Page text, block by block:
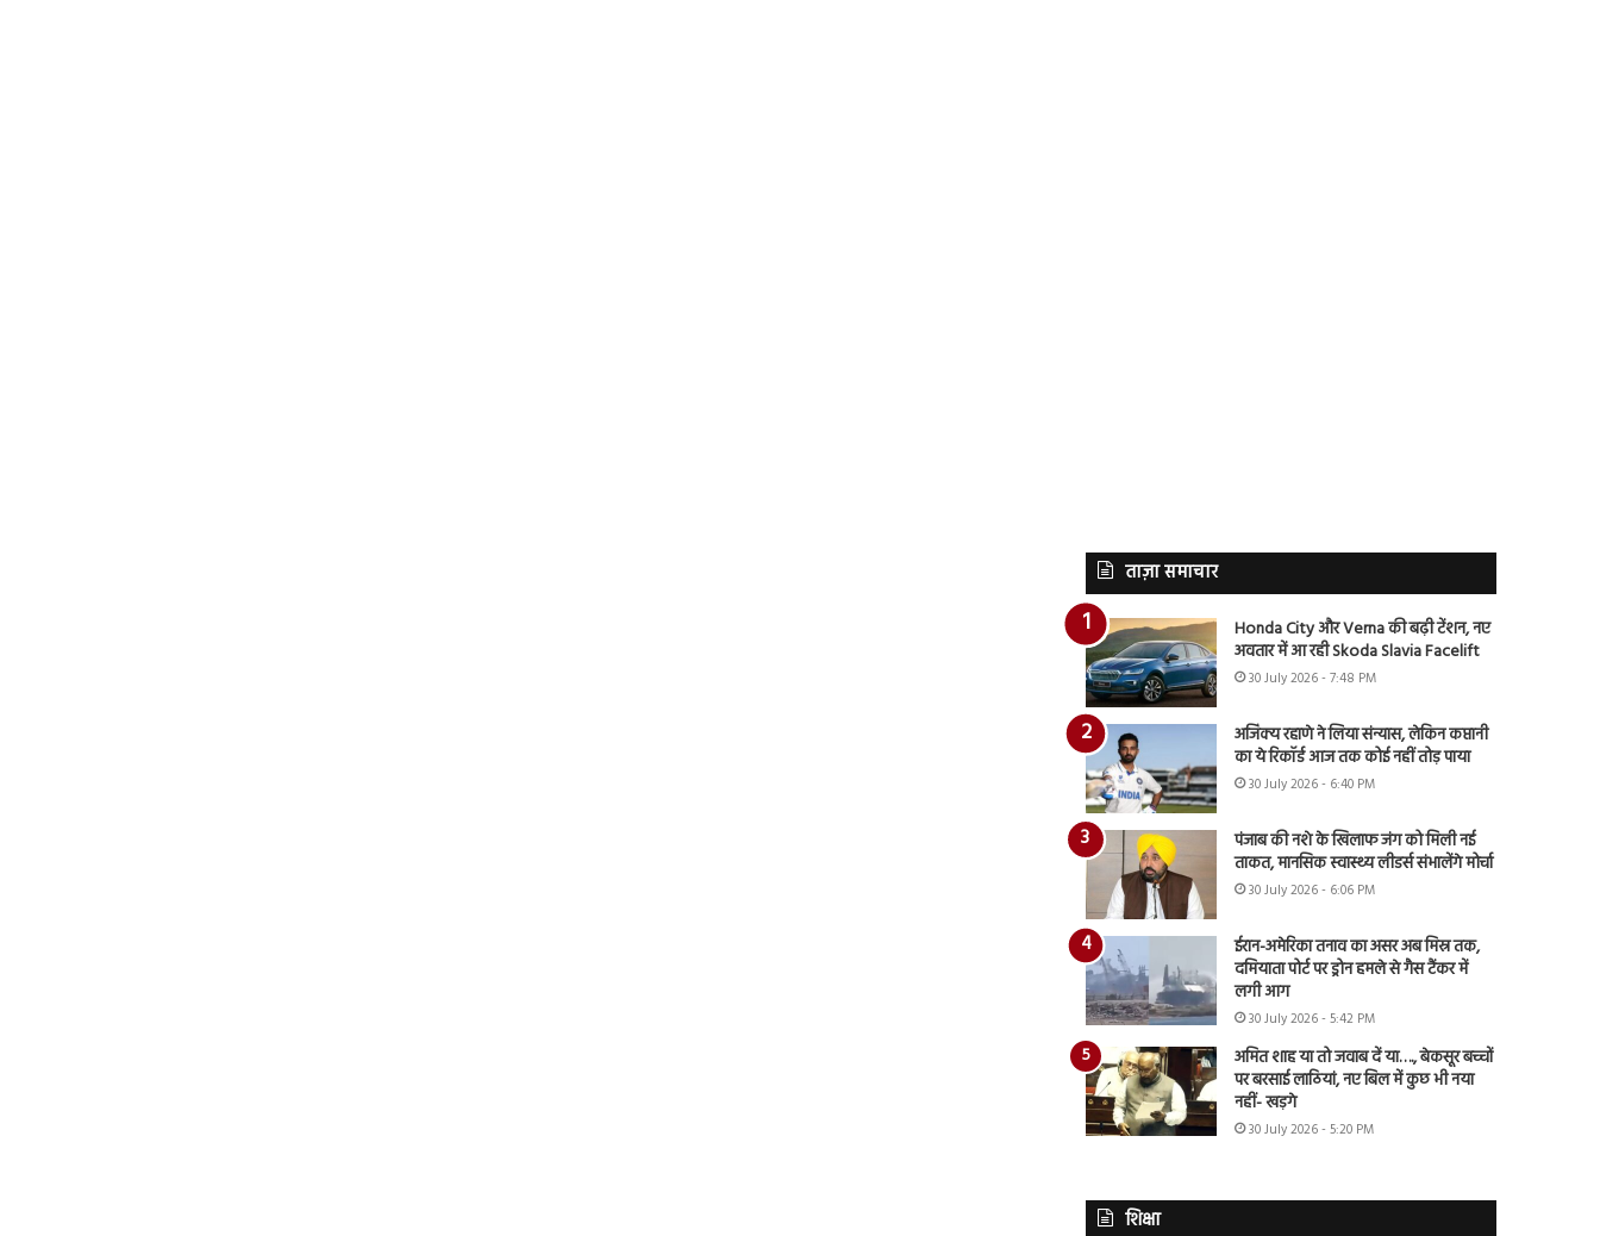
ताज़ा समाचार
Honda City और Verna की बढ़ी टेंशन, नए
अवतार में आ रही Skoda Slavia Facelift
30 July 2026 - 7:48 PM
अजिंक्य रहाणे ने लिया संन्यास, लेकिन कप्तानी
का ये रिकॉर्ड आज तक कोई नहीं तोड़ पाया
30 July 2026 - 6:40 PM
पंजाब की नशे के खिलाफ जंग को मिली नई
ताकत, मानसिक स्वास्थ्य लीडर्स संभालेंगे मोर्चा
30 July 2026 - 6:06 PM
ईरान-अमेरिका तनाव का असर अब मिस्र तक,
दमियाता पोर्ट पर ड्रोन हमले से गैस टैंकर में
लगी आग
30 July 2026 - 5:42 PM
अमित शाह या तो जवाब दें या…., बेकसूर बच्चों
पर बरसाई लाठियां, नए बिल में कुछ भी नया
नहीं- खड़गे
30 July 2026 - 5:20 PM
शिक्षा